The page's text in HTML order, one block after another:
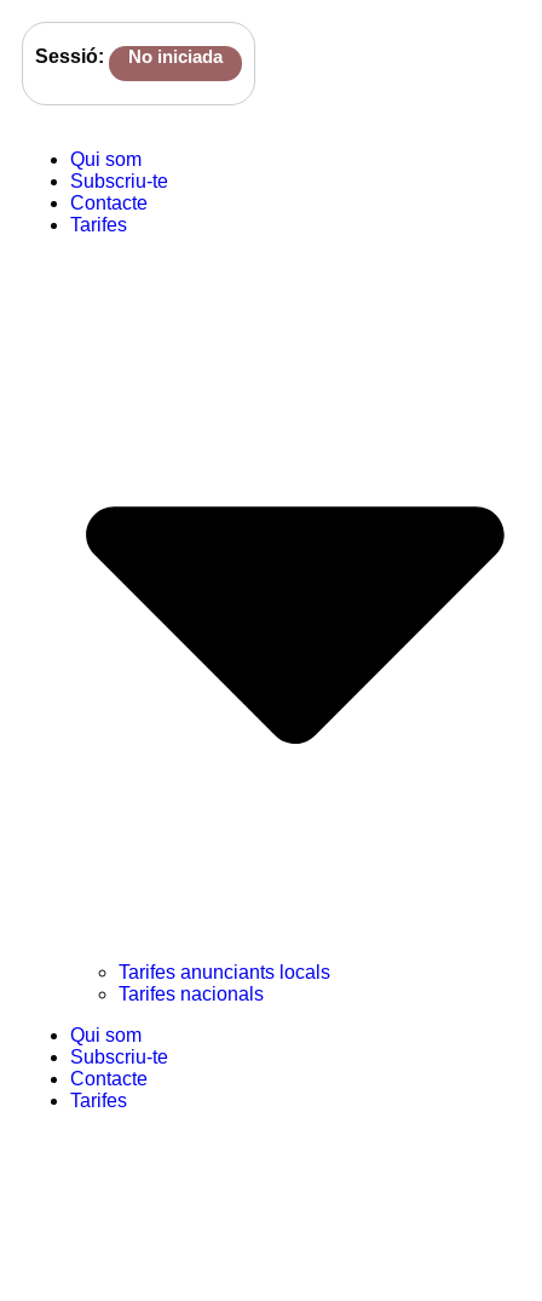
Sessió: No iniciada
Qui som
Subscriu-te
Contacte
Tarifes
Tarifes anunciants locals
Tarifes nacionals
Qui som
Subscriu-te
Contacte
Tarifes